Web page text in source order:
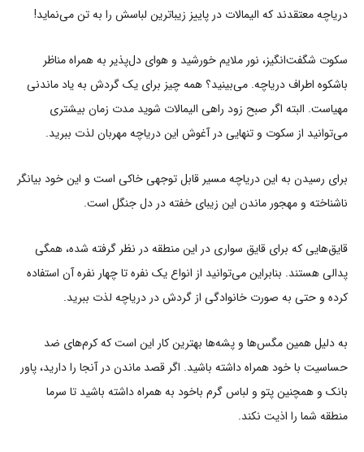
دریاچه معتقدند که الیمالات در پاییز زیباترین لباسش را به تن می‌نماید!
سکوت شگفت‌انگیز، نور ملایم خورشید و هوای دل‌پذیر به همراه مناظر
باشکوه اطراف دریاچه. می‌بینید؟ همه چیز برای یک گردش به یاد ماندنی
مهیاست. البته اگر صبح زود راهی الیمالات شوید مدت زمان بیشتری
می‌توانید از سکوت و تنهایی در آغوش این دریاچه مهربان لذت ببرید.
برای رسیدن به این دریاچه مسیر قابل توجهی خاکی است و این خود بیانگر
ناشناخته و مهجور ماندن این زیبای خفته در دل جنگل است.
قایق‌هایی که برای قایق سواری در این منطقه در نظر گرفته شده، همگی
پدالی هستند. بنابراین می‌توانید از انواع یک نفره تا چهار نفره آن استفاده
کرده و حتی به صورت خانوادگی از گردش در دریاچه لذت ببرید.
به دلیل همین مگس‌ها و پشه‌ها بهترین کار این است که کرم‌های ضد
حساسیت با خود همراه داشته باشید. اگر قصد ماندن در آنجا را دارید، پاور
بانک و همچنین پتو و لباس گرم باخود به همراه داشته باشید تا سرما
منطقه شما را اذیت نکند.